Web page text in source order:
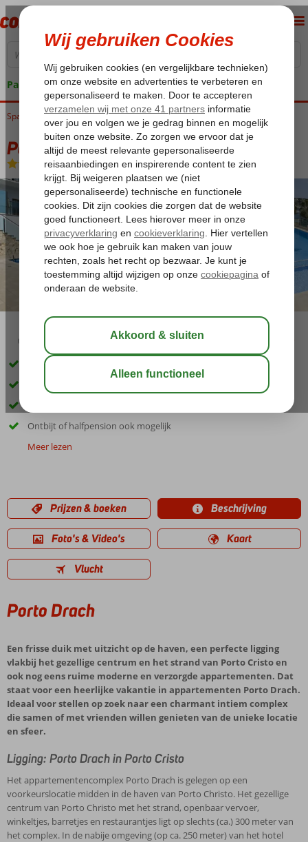
Pakketgarantie
Home
Spanje Balearen Mallorca Porto Cristo Porto Drach
Porto Drach
Logies-Appartement
02:30 aug 30°C
In de haven van Porto Cristo
Ca. 150 meter van het centrum
Ontbijt of halfpension ook mogelijk
Meer lezen
Prijzen & boeken Beschrijving
Foto's & Video's Kaart
Vlucht
Porto Drach
Een frisse duik met uitzicht op de haven, een perfecte ligging
vlakbij het gezellige centrum en het strand van Porto Cristo en
ook nog eens ruime moderne en verzorgde appartementen. Dat
staat voor een heerlijke vakantie in appartementen Porto Drach.
Ideaal voor stellen op zoek naar een charmant intiem complex
die samen of met vrienden willen genieten van de unieke locatie
en sfeer.
Ligging: Porto Drach in Porto Cristo
Het appartementencomplex Porto Drach is gelegen op een
voorkeurslocatie midden in de haven van Porto Christo. Het gezellige
centrum van Porto Christo met het strand, openbaar vervoer,
winkeltjes, barretjes en restaurantjes ligt op slechts (ca.) 300 meter van
het complex. In de nabije omgeving (op ca. 250 meter) van het hotel